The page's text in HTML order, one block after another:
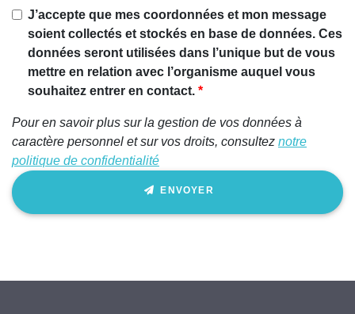
Si vous
êtes un
être
humain,
ignorez
champ
J’accepte que mes coordonnées et mon message
soient collectés et stockés en base de données. Ces
données seront utilisées dans l’unique but de vous
mettre en relation avec l’organisme auquel vous
souhaitez entrer en contact.
Pour en savoir plus sur la gestion de vos données à
caractère personnel et sur vos droits, consultez notre
politique de confidentialité
ENVOYER